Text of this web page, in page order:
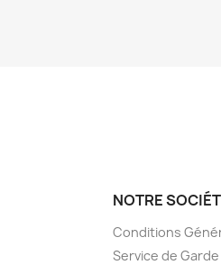
NOTRE
Conditions
Service de Garde